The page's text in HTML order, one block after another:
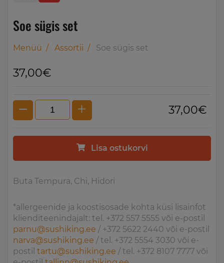
Soe sügis set
Menüü / Assortii / Soe sügis set
37,00€
37,00€
Lisa ostukorvi
Buta Tempura, Chi, Hidori
*allergeenide ja koostisosade kohta küsi lisainfot
klienditeenindajalt: tel. +372 557 5555 või e-postil
parnu@sushiking.ee / +372 5622 2440 või e-postil
narva@sushiking.ee / tel. +372 5554 3030 või e-
postil tartu@sushiking.ee / tel. +372 8107 7777 või